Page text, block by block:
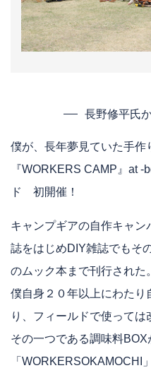
長野修平氏
僕が、長年夢見ていた手作
『WORKERS CAMP』at
ド 初開催！
キャンプギアの自作キャ
誌をはじめDIY雑誌でもそ
のムック本まで刊行された。
僕自身２０年以上にわた
り、フィールドで使っては
その一つである調味料
「WORKERSOKAMOCHI」